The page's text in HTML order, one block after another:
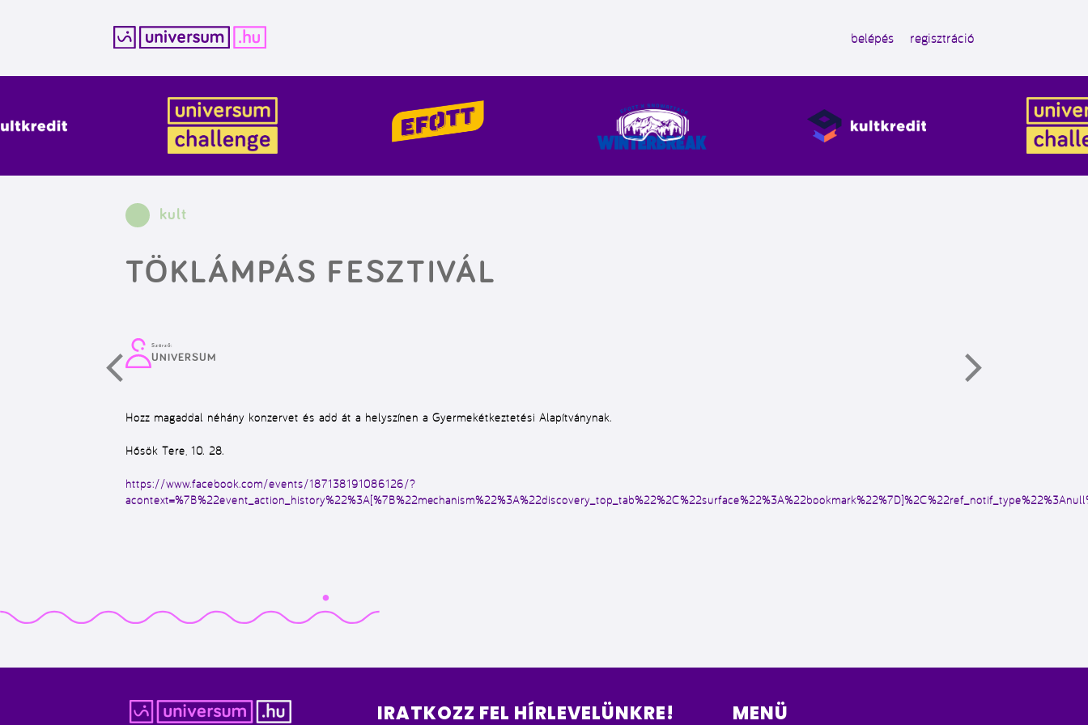
belépés regisztráció
kult
TÖKLÁMPÁS FESZTIVÁL
Szerző:
UNIVERSUM
Hozz magaddal néhány konzervet és add át a helyszínen a Gyermekétkeztetési Alapítványnak.
Hősök Tere, 10. 28.
https://www.facebook.com/events/187138191086126/?
IRATKOZZ FEL HÍRLEVELÜNKRE! MENÜ